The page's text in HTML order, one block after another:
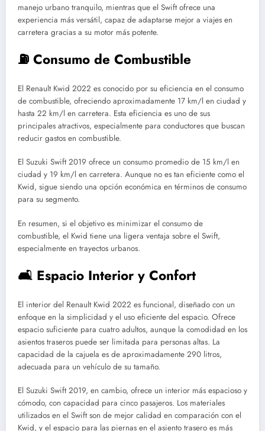
manejo urbano tranquilo, mientras que el Swift ofrece una
experiencia más versátil, capaz de adaptarse mejor a viajes en
carretera gracias a su motor más potente.
⛽ Consumo de Combustible
El Renault Kwid 2022 es conocido por su eficiencia en el consumo
de combustible, ofreciendo aproximadamente 17 km/l en ciudad y
hasta 22 km/l en carretera. Esta eficiencia es uno de sus
principales atractivos, especialmente para conductores que buscan
reducir gastos en combustible.
El Suzuki Swift 2019 ofrece un consumo promedio de 15 km/l en
ciudad y 19 km/l en carretera. Aunque no es tan eficiente como el
Kwid, sigue siendo una opción económica en términos de consumo
para su segmento.
En resumen, si el objetivo es minimizar el consumo de
combustible, el Kwid tiene una ligera ventaja sobre el Swift,
especialmente en trayectos urbanos.
🛋️ Espacio Interior y Confort
El interior del Renault Kwid 2022 es funcional, diseñado con un
enfoque en la simplicidad y el uso eficiente del espacio. Ofrece
espacio suficiente para cuatro adultos, aunque la comodidad en los
asientos traseros puede ser limitada para personas altas. La
capacidad de la cajuela es de aproximadamente 290 litros,
adecuada para un vehículo de su tamaño.
El Suzuki Swift 2019, en cambio, ofrece un interior más espacioso y
cómodo, con capacidad para cinco pasajeros. Los materiales
utilizados en el Swift son de mejor calidad en comparación con el
Kwid, y el espacio para las piernas en el asiento trasero es más